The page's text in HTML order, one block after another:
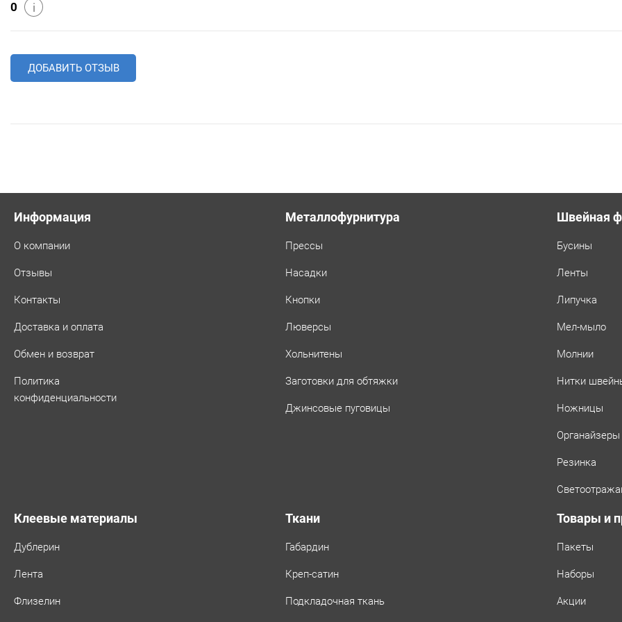
0 i
ДОБАВИТЬ ОТЗЫВ
Информация
О компании
Отзывы
Контакты
Доставка и оплата
Обмен и возврат
Политика
конфиденциальности
Металлофурнитура
Прессы
Насадки
Кнопки
Люверсы
Хольнитены
Заготовки для обтяжки
Джинсовые пуговицы
Швейная
Бусины
Ленты
Липучка
Мел-мыло
Молнии
Нитки
Ножницы
Органайзеры
Резинка
Клеевые материалы
Дублерин
Лента
Флизелин
Ткани
Габардин
Креп-сатин
Подкладочная ткань
Товары и
Пакеты
Наборы
Акции